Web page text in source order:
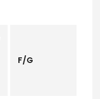
F/G